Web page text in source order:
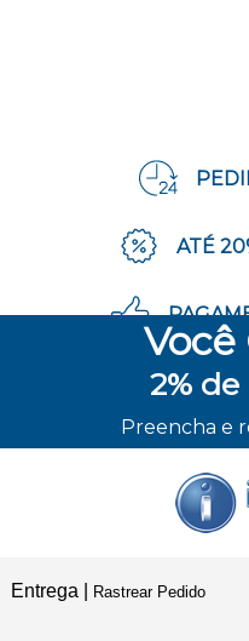
ATÉ
Você
2%de
Preencha e
Entrega | Rastrear Pedido